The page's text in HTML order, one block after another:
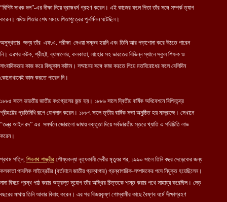
“বিশিষ্ট সাধক দল”-এর দীক্ষা নিয়ে ব্রাহ্মধর্ম গ্রহণ করেন। এই কাজের ফলে পিতা তাঁর সঙ্গে সম্পর্ক ত্যাগ
করেন। যদিও পিতার শেষ সময়ে পিতাপুত্রের পুনর্মিলন ঘটেছিল।
অসুস্থতার জন্য তাঁর এফ.এ. পরীক্ষা দেওয়া সম্ভব হয়নি এবং তিনি আর পড়াশোনা করে উঠতে পারেন
নি। এরপর কটক, শ্রীহট্ট, ব্যাঙ্গালোর, কলকাতা, লাহোর সহ ভারতের বিভিন্ন স্থানে স্কুল শিক্ষক ও
সাংবাদিকতার কাজ করে কিছুকাল কাটান। সম্মানের সঙ্গে কাজ করতে গিয়ে মতবিরোধের ফলে বেশিদিন
কোনোখানেই কাজ করতে পারেন নি।
১৮৮৫ সালে ভারতীয় জাতীয় কংগ্রেসের জন্ম হয়। ১৮৮৬ সালে দ্বিতীয় বার্ষিক অধিবেশনে বিপিনচন্দ্র
শ্রীহট্টের প্রতিনিধি রূপে যোগদান করেন। ১৮৮৭ সালে তৃতীয় বার্ষিক সভা অনুষ্ঠিত হয় মাদ্রাজে। সেখানে
“তন্ত্র আইন রদ” এর সমর্থনে জোরালো ভাষায় বক্তৃতা দিয়ে সর্বভারতীয় স্তরে খ্যাতি এ পরিচিতি লাভ
করেন।
প্রথম পত্নি, শিবনাথ শাস্ত্রীর পৌষ্যকন্যা নৃত্যকালী দেবীর মৃত্যুর পর, ১৯৯০ সালে তিনি বছর দেড়েকের জন্য
কলকাতা পাবলিক লাইব্রেরীর (বর্তমানে জাতীয় গ্রন্থাগার) গ্রন্থাগারিক-সম্পাদকের পদে নিযুক্ত হয়েছিলেন।
নানা বিষয়ে গ্রন্থ পাঠ করার অফুরন্ত সুযোগ তাঁর অস্থির চিত্তকে শান্ত করার পথে সাহায্য করেছিল। দেড়
বছরের মাথায় তিনি আবার বিবাহ করেন। এর পর বিজয়কৃষ্ণ গোস্বামীর কাছে বৈষ্ণব ধর্মে দীক্ষাগ্রহণ